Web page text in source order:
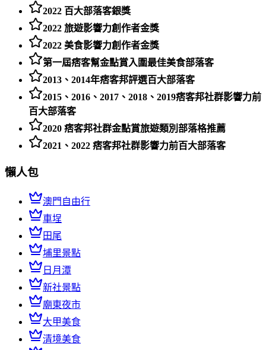
2022 百大部落客銀獎
2022 旅遊影響力創作者金獎
2022 美食影響力創作者金獎
第一屆痞客幫金點賞入圍最佳美食部落客
2013、2014年痞客邦評選百大部落客
2015、2016、2017、2018、2019痞客邦社群影響力前
百大部落客
2020 痞客邦社群金點賞旅遊類別部落格推薦
2021、2022 痞客邦社群影響力前百大部落客
懶人包
澳門自由行
車埕
田尾
埔里景點
日月潭
新社景點
廟東夜市
大甲美食
清境美食